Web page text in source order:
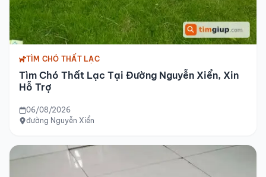
TÌM CHÓ THẤT LẠC
Tìm Chó Thất Lạc Tại Đường Nguyễn Xiển, Xin
Hỗ Trợ
06/08/2026
đường Nguyễn Xiển